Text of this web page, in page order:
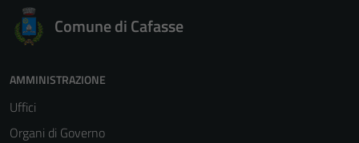
Comune di Cafasse
AMMINISTRAZIONE
Uffici
Organi di Governo